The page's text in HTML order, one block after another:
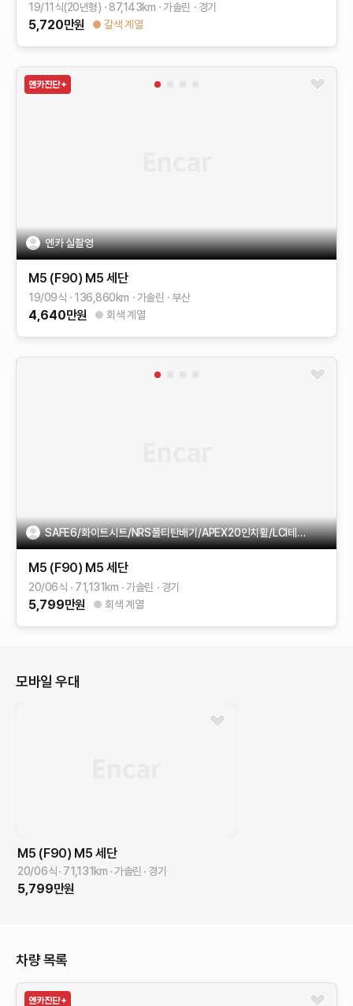
19/11식(20년형) 87,143km 가솔린 경기
5,720만원 갈색 계열
엔카 실촬영
M5 (F90) M5 세단
19/09식 136,860km 가솔린 부산
4,640만원 회색 계열
SAFE6/화이트시트/NRS풀티탄배기/APEX20인치휠/LCI테일램프
M5 (F90) M5 세단
20/06식 71,131 km 가솔린 경기
5,799만원 회색 계열
모바일 우대
M5 (F90) M5 세단
20/06식 71,131 km 가솔린 경기
5,799만원
차량 목록